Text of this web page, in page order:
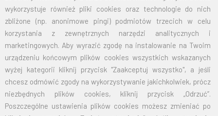
wykorzystuje również pliki cookies oraz technologie do nich
zbliżone (np. anonimowe pingi) podmiotów trzecich w celu
korzystania z zewnętrznych narzędzi analitycznych i
marketingowych. Aby wyrazić zgodę na instalowanie na Twoim
urządzeniu końcowym plików cookies wszystkich wskazanych
wyżej kategorii kliknij przycisk "Zaakceptuj wszystko", a jeśli
chcesz odmówić zgody na wykorzystywanie jakichkolwiek, prócz
niezbędnych plików cookies, kliknij przycisk „Odrzuć”.
Poszczególne ustawienia plików cookies możesz zmieniać po
70X110 32,50 39,98
100X160 67,50 83,03
151,50